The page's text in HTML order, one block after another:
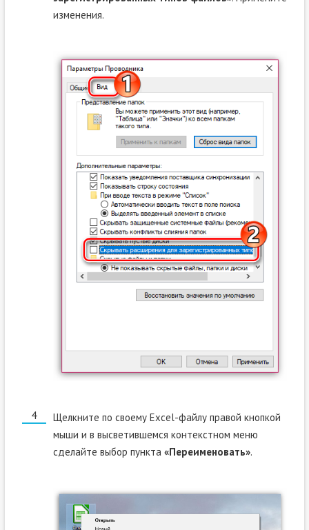
изменения.
Щелкните по своему Excel-файлу правой кнопкой
мыши и в высветившемся контекстном меню
сделайте выбор пункта «Переименовать».